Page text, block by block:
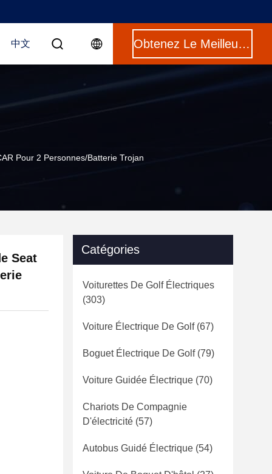
中文 Obtenez Le Meilleur Prix
Pour 2 Personnes/batterie Trojan
Seat
Catégories
Voiturettes De Golf Électriques
(303)
Voiture Électrique De Golf(67)
Boguet Électrique De Golf(79)
Voiture Guidée Électrique (70)
Chariots De Compagnie
D'électricité (57)
Autobus Guidé Électrique (54)